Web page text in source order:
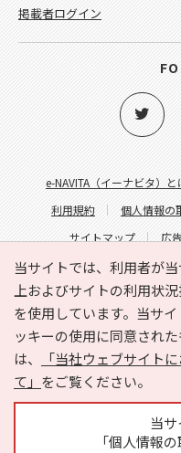
当サイトでは、利用者が
上およびサイトの利用状
を使用しています。当サ
ッキーの使用に同意され
は、
「当社ウェブサイト
て」 をご覧ください。
当
「個人情報
e-NAVITA（イーナビタ）と
利用規約
個人情報の
サイトマップ
広
サイトの内
掲載者ログイン
Copyright ©